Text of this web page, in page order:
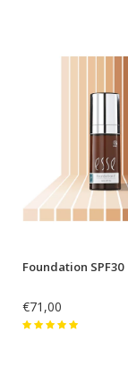
Foundation SPF30
€71,00